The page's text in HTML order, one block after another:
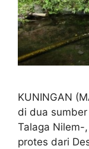
KUNINGAN
di dua
Talaga Nilem-
protes dari